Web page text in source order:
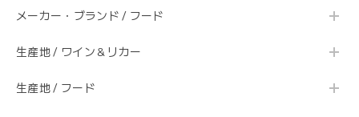
メーカー・ブランド / フード
生産地 / ワイン＆リカー
生産地 / フード